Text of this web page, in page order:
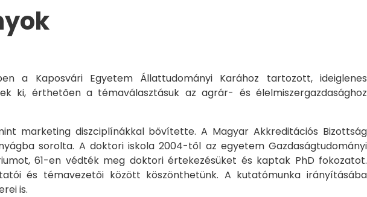
a Kaposvári Egyetem Állattudományi Karához tartozott, ideiglenes
ki, érthetően a témaválasztásuk az agrár- és élelmiszergazdasághoz
marketing diszciplínákkal bővítette. A Magyar Akkreditációs Bizottság
sorolta. A doktori iskola 2004-től az egyetem Gazdaságtudományi
61-en védték meg doktori értekezésüket és kaptak PhD fokozatot.
és témavezetői között köszönthetünk. A kutatómunka irányításába
is.